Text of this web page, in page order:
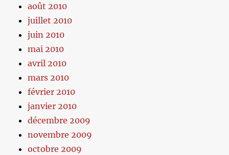
août 2010
juillet 2010
juin 2010
mai 2010
avril 2010
mars 2010
février 2010
janvier 2010
décembre 2009
novembre 2009
octobre 2009